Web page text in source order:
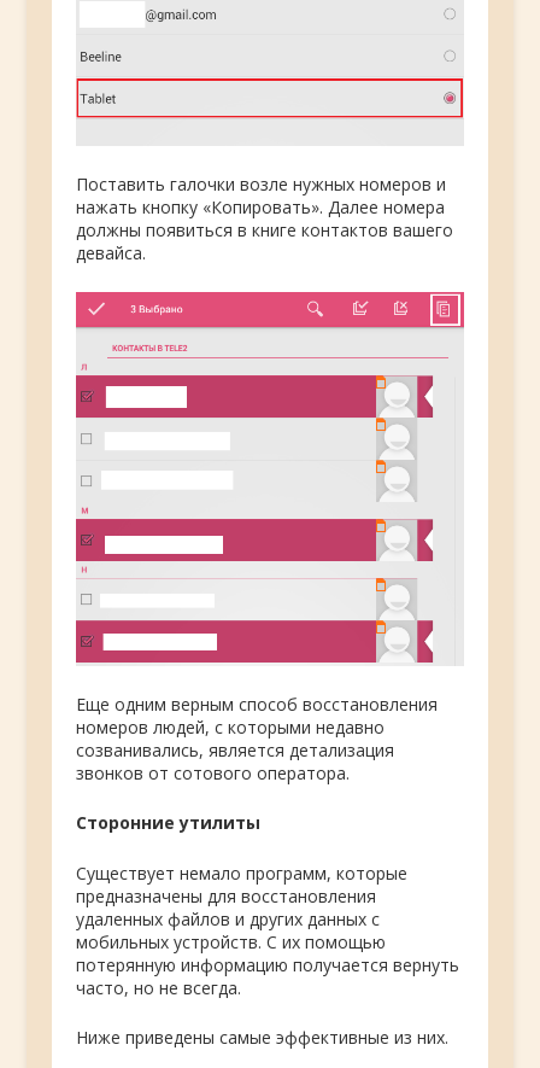
Поставить галочки возле нужных номеров и
нажать кнопку «Копировать». Далее номера
должны появиться в книге контактов вашего
девайса.
Еще одним верным способ восстановления
номеров людей, с которыми недавно
созванивались, является детализация
звонков от сотового оператора.
Сторонние утилиты
Существует немало программ, которые
предназначены для восстановления
удаленных файлов и других данных с
мобильных устройств. С их помощью
потерянную информацию получается вернуть
часто, но не всегда.
Ниже приведены самые эффективные из них.